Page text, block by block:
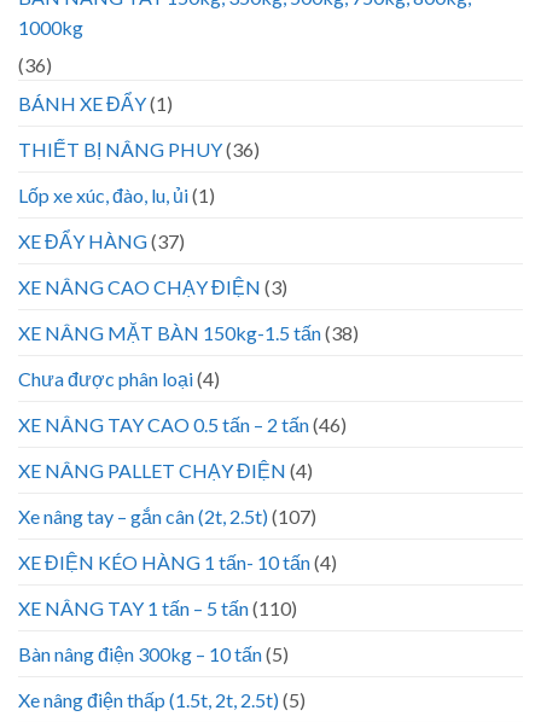
1000kg
(36)
BÁNH XE ĐẨY(1)
THIẾT BỊ NÂNG PHUY(36)
Lốp xe xúc, đào, lu, ủi(1)
XE ĐẨY HÀNG(37)
XE NÂNG CAO CHẠY ĐIỆN (3)
XE NÂNG MẶT BÀN 150kg-1.5 tấn(38)
Chưa được phân loại(4)
XE NÂNG TAY CAO 0.5 tấn – 2 tấn(46)
XE NÂNG PALLET CHẠY ĐIỆN (4)
Xe nâng tay – gắn cân (2t, 2.5t)(107)
XE ĐIỆN KÉO HÀNG 1 tấn- 10 tấn(4)
XE NÂNG TAY 1 tấn – 5 tấn(110)
Bàn nâng điện 300kg – 10 tấn(5)
Xe nâng điện thấp (1.5t, 2t, 2.5t)(5)